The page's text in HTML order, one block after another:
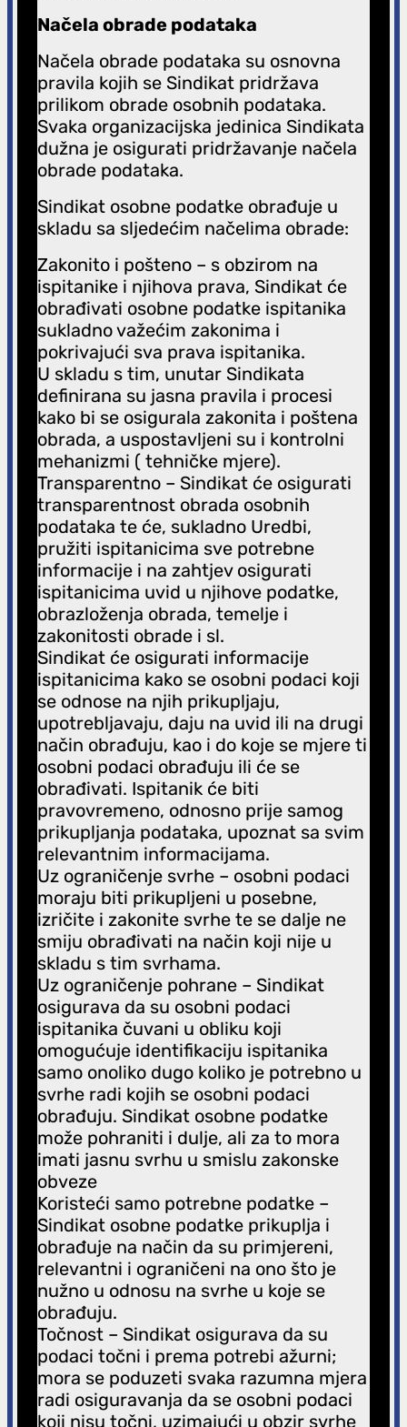
Načela obrade podataka
Načela obrade podataka su osnovna
pravila kojih se Sindikat pridržava
prilikom obrade osobnih podataka.
Svaka organizacijska jedinica Sindikata
dužna je osigurati pridržavanje načela
obrade podataka.
Sindikat osobne podatke obrađuje u
skladu sa sljedećim načelima obrade:
Zakonito i pošteno – s obzirom na
ispitanike i njihova prava, Sindikat će
obrađivati osobne podatke ispitanika
sukladno važećim zakonima i
pokrivajući sva prava ispitanika.
U skladu s tim, unutar Sindikata
definirana su jasna pravila i procesi
kako bi se osigurala zakonita i poštena
obrada, a uspostavljeni su i kontrolni
mehanizmi ( tehničke mjere).
Transparentno – Sindikat će osigurati
transparentnost obrada osobnih
podataka te će, sukladno Uredbi,
pružiti ispitanicima sve potrebne
informacije i na zahtjev osigurati
ispitanicima uvid u njihove podatke,
obrazloženja obrada, temelje i
zakonitosti obrade i sl.
Sindikat će osigurati informacije
ispitanicima kako se osobni podaci koji
se odnose na njih prikupljaju,
upotrebljavaju, daju na uvid ili na drugi
način obrađuju, kao i do koje se mjere ti
osobni podaci obrađuju ili će se
obrađivati. Ispitanik će biti
pravovremeno, odnosno prije samog
prikupljanja podataka, upoznat sa svim
relevantnim informacijama.
Uz ograničenje svrhe – osobni podaci
moraju biti prikupljeni u posebne,
izričite i zakonite svrhe te se dalje ne
smiju obrađivati na način koji nije u
skladu s tim svrhama.
Uz ograničenje pohrane – Sindikat
osigurava da su osobni podaci
ispitanika čuvani u obliku koji
omogućuje identifikaciju ispitanika
samo onoliko dugo koliko je potrebno u
svrhe radi kojih se osobni podaci
obrađuju. Sindikat osobne podatke
može pohraniti i dulje, ali za to mora
imati jasnu svrhu u smislu zakonske
obveze
Koristeći samo potrebne podatke –
Sindikat osobne podatke prikuplja i
obrađuje na način da su primjereni,
relevantni i ograničeni na ono što je
nužno u odnosu na svrhe u koje se
obrađuju.
Točnost – Sindikat osigurava da su
podaci točni i prema potrebi ažurni;
mora se poduzeti svaka razumna mjera
radi osiguravanja da se osobni podaci
koji nisu točni, uzimajući u obzir svrhe